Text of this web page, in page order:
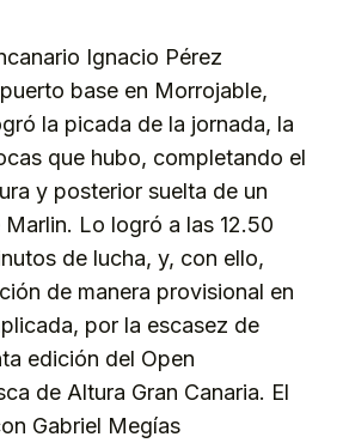
Ignacio Pérez
base en Morrojable,
la picada de la jornada, la
que hubo, completando el
y posterior suelta de un
Lo logró a las 12.50
de lucha, y, con ello,
de manera provisional en
por la escasez de
edición del Open
de Altura Gran Canaria. El
Gabriel Megías